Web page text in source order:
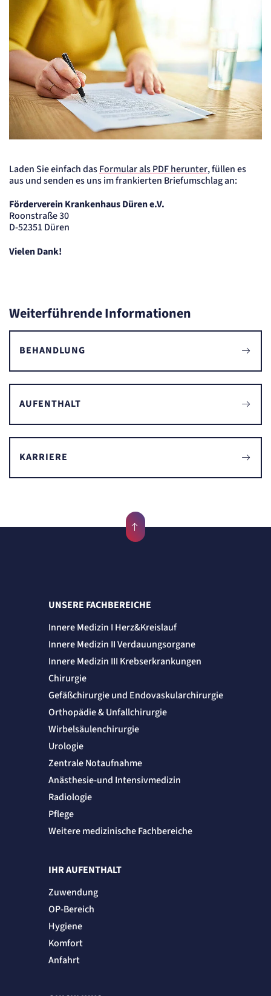
Laden Sie einfach dasFormular als PDF herunter, füllen es
aus und senden es uns im frankierten Briefumschlag an:
Förderverein Krankenhaus Düren e.V.
Roonstraße 30
D-52351 Düren
Vielen Dank!
Weiterführende Informationen
BEHANDLUNG
AUFENTHALT
KARRIERE
UNSERE FACHBEREICHE
Innere Medizin I Herz&Kreislauf
Innere Medizin II Verdauungsorgane
Innere Medizin III Krebserkrankungen
Chirurgie
Gefäßchirurgie und Endovaskularchirurgie
Orthopädie & Unfallchirurgie
Wirbelsäulenchirurgie
Urologie
Zentrale Notaufnahme
Anästhesie-und Intensivmedizin
Radiologie
Pflege
Weitere medizinische Fachbereiche
IHR AUFENTHALT
Zuwendung
OP-Bereich
Hygiene
Komfort
Anfahrt